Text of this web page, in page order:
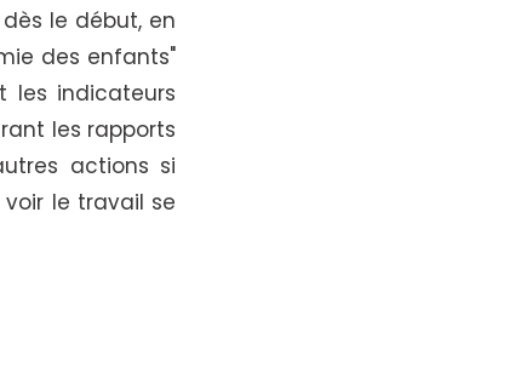
dès le début, en
des enfants"
les indicateurs
les rapports
actions si
le travail se